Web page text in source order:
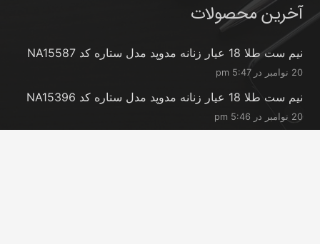
آخرین محصولات
نیم ست طلا 18 عیار زنانه مدوپد مدل ستاره کد NA15587
20 نوامبر در 5:47 pm
نیم ست طلا 18 عیار زنانه مدوپد مدل ستاره کد NA15396
20 نوامبر در 5:46 pm